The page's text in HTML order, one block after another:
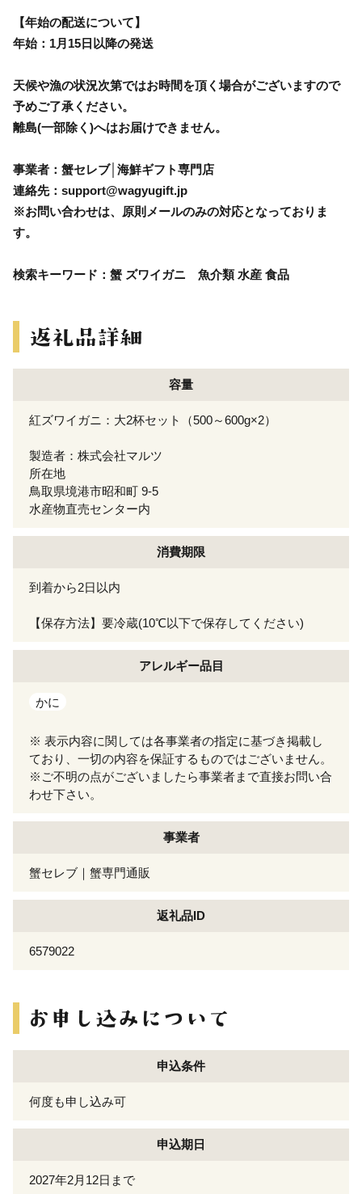
【年始の配送について】
年始：1月15日以降の発送
天候や漁の状況次第ではお時間を頂く場合がございますので
予めご了承ください。
離島(一部除く)へはお届けできません。
事業者：蟹セレブ│海鮮ギフト専門店
連絡先：support@wagyugift.jp
※お問い合わせは、原則メールのみの対応となっておりま
す。
検索キーワード：蟹 ズワイガニ 魚介類 水産 食品
容量
紅ズワイガニ：大2杯セット（500～600g×2）
製造者：株式会社マルツ
所在地
鳥取県境港市昭和町 9-5
水産物直売センター内
消費期限
到着から2日以内
【保存方法】要冷蔵(10℃以下で保存してください)
アレルギー品目
かに
※ 表示内容に関しては各事業者の指定に基づき掲載し
ており、一切の内容を保証するものではございません。
※ご不明の点がございましたら事業者まで直接お問い合
わせ下さい。
事業者
蟹セレブ｜蟹専門通販
返礼品ID
6579022
申込条件
何度も申し込み可
申込期日
2027年2月12日まで